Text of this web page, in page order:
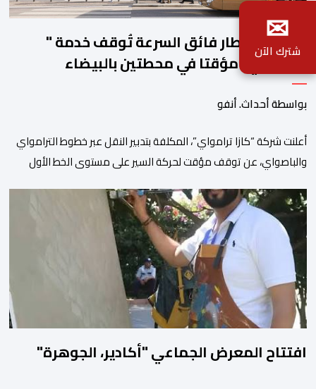
أشغال القطار فائق السرعة تُوقف خدمة "
الباصواي" مؤقتا في محطتين بالبيضاء
بواسطة أحداث. أنفو
أعلنت شركة “كازا ترامواي”، المكلفة بتدبير النقل عبر خطوط الترامواي
والباصواي، عن توقف مؤقت لحركة السير على مستوى الخط الأول
2026. وأشارت الشركة، عبر إشعار رسمي وجهته لمستعملي الخط، أن
هذا التوقف المؤقت يأتي في إطار الأشغال الخاصة بتهيئة مشروع الخط
الكبيير للقطار فائق […]
افتتاح المعرض الجماعي "أكادير، الجوهرة"
✉
شترك الآن